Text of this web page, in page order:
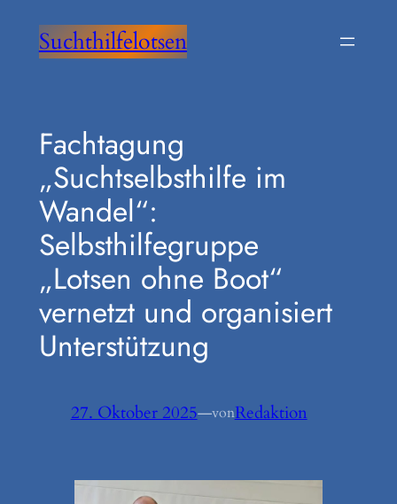
InhaltSuchthilfelotsen
Fachtagung
„Suchtselbsthilfe im
Wandel“:
Selbsthilfegruppe
„Lotsen ohne Boot“
vernetzt und organisiert
Unterstützung
27. Oktober 2025—vonRedaktion